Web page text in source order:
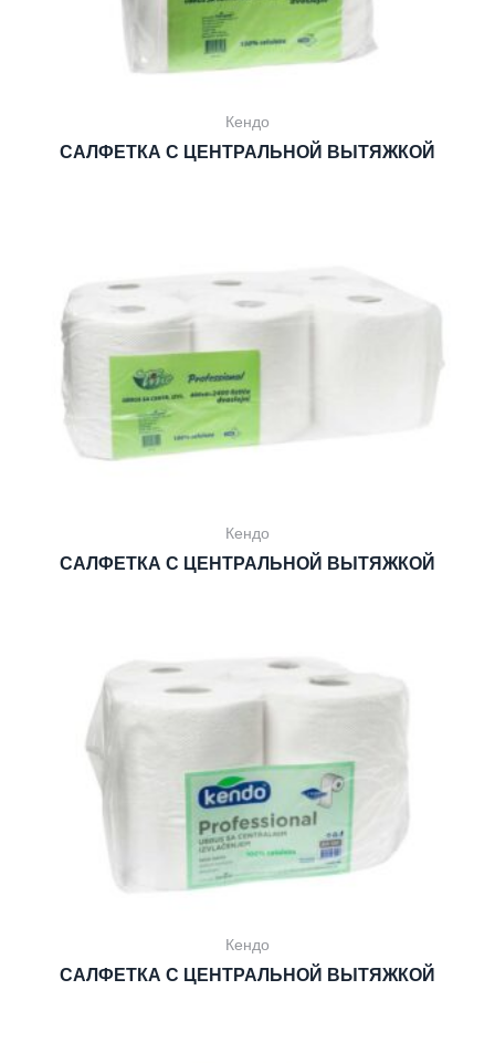
Кендо
САЛФЕТКА С ЦЕНТРАЛЬНОЙ ВЫТЯЖКОЙ
Кендо
САЛФЕТКА С ЦЕНТРАЛЬНОЙ ВЫТЯЖКОЙ
Кендо
САЛФЕТКА С ЦЕНТРАЛЬНОЙ ВЫТЯЖКОЙ